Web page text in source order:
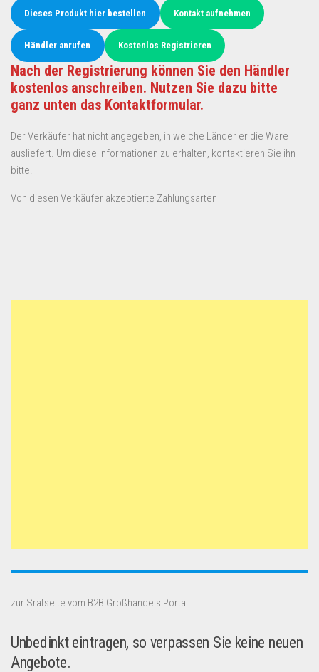
Dieses Produkt hier bestellen Kontakt aufnehmen
Händler anrufen Kostenlos Registrieren
Nach der Registrierung können Sie den Händler
kostenlos anschreiben. Nutzen Sie dazu bitte
ganz unten das Kontaktformular.
Der Verkäufer hat nicht angegeben, in welche Länder er die Ware
ausliefert. Um diese Informationen zu erhalten, kontaktieren Sie ihn
bitte.
Von diesen Verkäufer akzeptierte Zahlungsarten
zur Sratseite vom B2B Großhandels Portal
Unbedinkt eintragen, so verpassen Sie keine neuen
Angebote.